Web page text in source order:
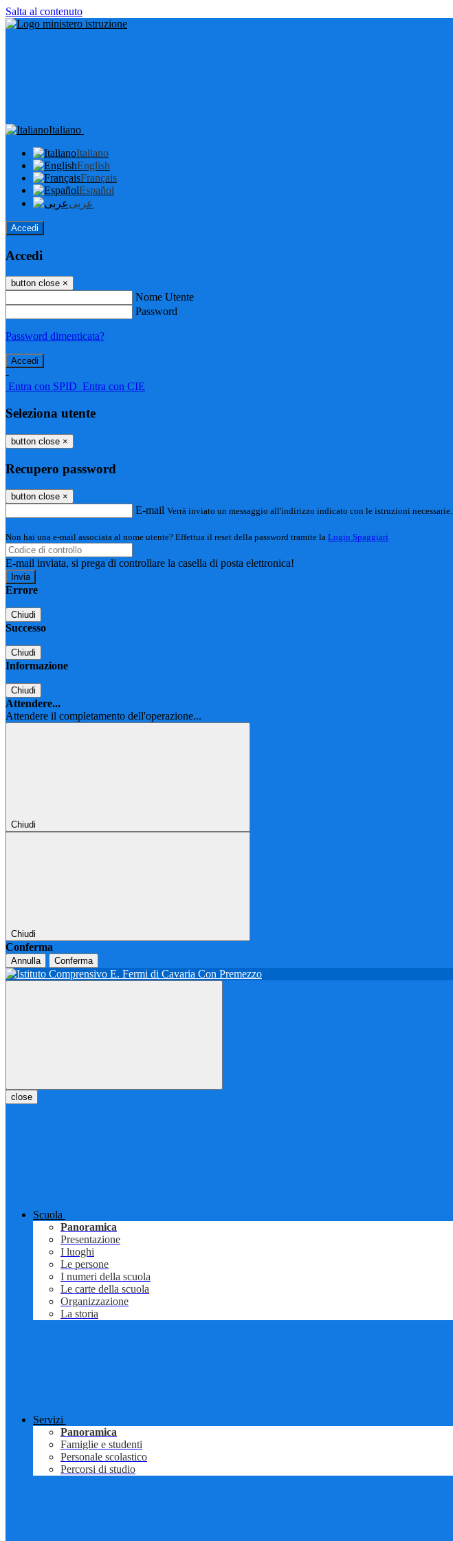
Salta al contenuto
Italiano
Italiano
English
Français
Español
عربى
Accedi
Accedi
button close ×
Nome Utente
Password
Password dimenticata?
-
Entra con SPID Entra con CIE
Seleziona utente
button close ×
Recupero password
button close ×
E-mail Verrà inviato un messaggio all'indirizzo indicato con le istruzioni necessarie.
Non hai una e-mail associata al nome utente? Effettua il reset della password tramite la Login Spaggiari
E-mail inviata, si prega di controllare la casella di posta elettronica!
Errore
Chiudi
Successo
Chiudi
Informazione
Chiudi
Attendere...
Attendere il completamento dell'operazione...
Chiudi
Chiudi
Conferma
Annulla Conferma
close
Scuola
Panoramica
Presentazione
I luoghi
Le persone
I numeri della scuola
Le carte della scuola
Organizzazione
La storia
Servizi
Panoramica
Famiglie e studenti
Personale scolastico
Percorsi di studio